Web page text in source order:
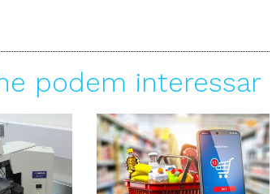
podem interessar